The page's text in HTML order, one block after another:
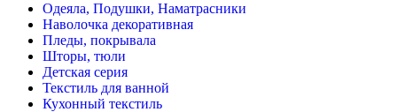
Одеяла, Подушки, Наматрасники
Наволочка декоративная
Пледы, покрывала
Шторы, тюли
Детская серия
Текстиль для ванной
Кухонный текстиль